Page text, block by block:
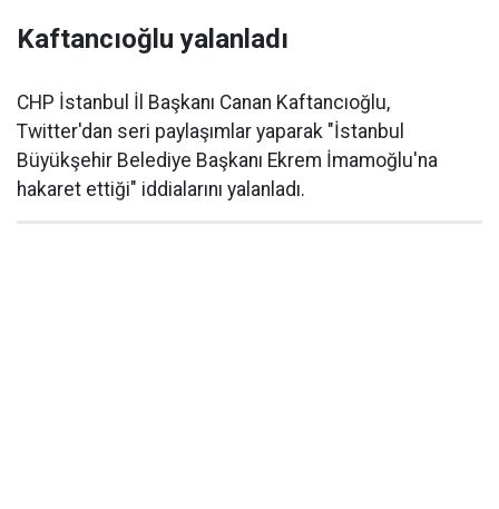
Kaftancıoğlu yalanladı
CHP İstanbul İl Başkanı Canan Kaftancıoğlu,
Twitter'dan seri paylaşımlar yaparak "İstanbul
Büyükşehir Belediye Başkanı Ekrem İmamoğlu'na
hakaret ettiği" iddialarını yalanladı.